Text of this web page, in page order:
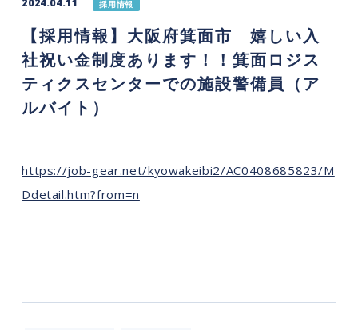
2024.04.11 採用情報
【採用情報】大阪府箕面市 嬉しい入
社祝い金制度あります！！箕面ロジス
ティクスセンターでの施設警備員（ア
ルバイト）
https://job-gear.net/kyowakeibi2/AC0408685823/M
Ddetail.htm?from=n